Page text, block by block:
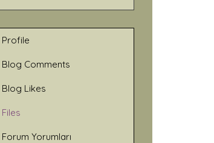
Profile
Blog Comments
Blog Likes
Files
Forum Yorumları